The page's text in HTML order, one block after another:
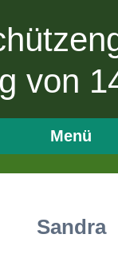
von
Menü
Sandra